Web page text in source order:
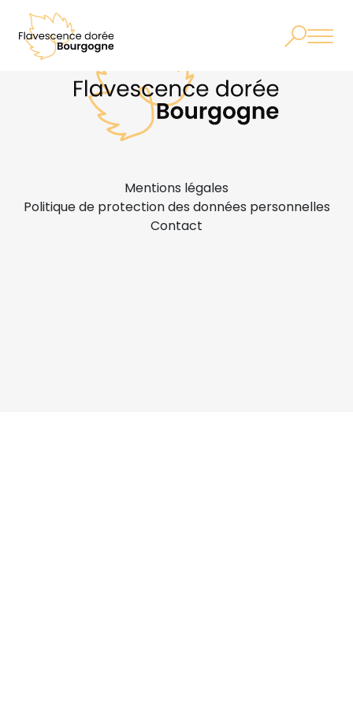
Mentions légales
Politique de protection des données personnelles
Contact